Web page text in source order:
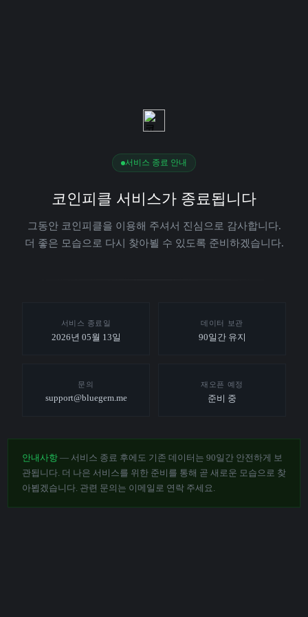
서비스 종료 안내
코인피클 서비스가 종료됩니다
그동안 코인피클을 이용해 주셔서 진심으로 감사합니다.
더 좋은 모습으로 다시 찾아뵐 수 있도록 준비하겠습니다.
서비스 종료일
2026년 05월 13일
데이터 보관
90일간 유지
문의
support@bluegem.me
재오픈 예정
준비 중
안내사항 — 서비스 종료 후에도 기존 데이터는 90일간 안전하게 보
관됩니다. 더 나은 서비스를 위한 준비를 통해 곧 새로운 모습으로 찾
아뵙겠습니다. 관련 문의는 이메일로 연락 주세요.